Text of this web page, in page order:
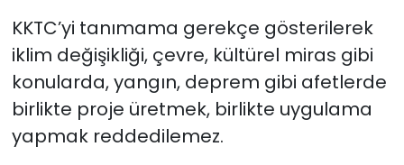
KKTC’yi tanımama gerekçe gösterilerek
iklim değişikliği, çevre, kültürel miras gibi
konularda, yangın, deprem gibi afetlerde
birlikte proje üretmek, birlikte uygulama
yapmak reddedilemez.